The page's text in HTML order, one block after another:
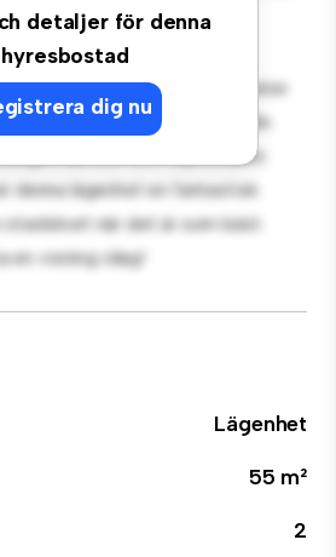
detaljer för denna
hyresbostad
dig nu
Den öppna
för underhållning, och det
med förstklassiga apparater.
ligger du bara några steg från
butiker och nöjesställen.
denna lägenhet en fantastisk
när det är som bäst.
en visning idag!
Lägenhet
55 m²
2